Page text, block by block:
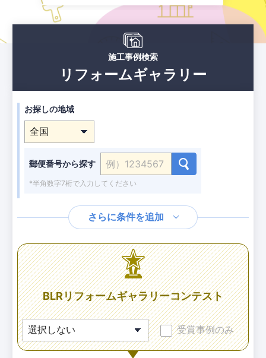
施工事例検索
リフォームギャラリー
お探しの地域
郵便番号から探す
*半角数字7桁で入力してください
さらに条件を追加
BLRリフォームギャラリーコンテスト
受賞事例のみ